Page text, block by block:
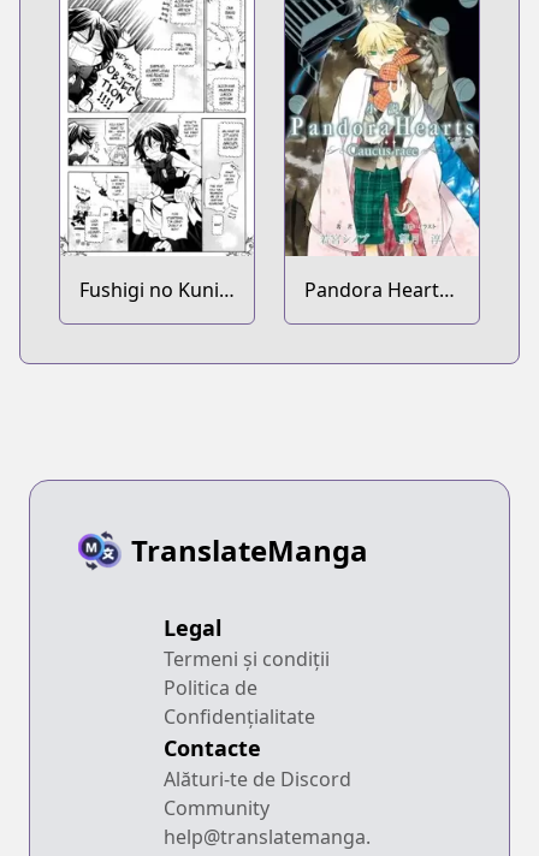
Fushigi no Kuni
no Gilbert
Pandora Hearts:
Caucus Race
TranslateManga
Legal
Termeni și condiții
Politica de
Confidențialitate
Contacte
Alături-te de Discord
Community
help@translatemanga.